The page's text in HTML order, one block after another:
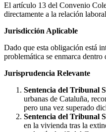
El artículo 13 del Convenio
directamente a la relación
Jurisdicción Aplicable
Dado que esta obligación está
problemática se enmarca dentro
Jurisprudencia Relevante
Sentencia del Tribunal
urbanas de Cataluña,
pero una vez superado
Sentencia del Tribunal
en la vivienda tras la